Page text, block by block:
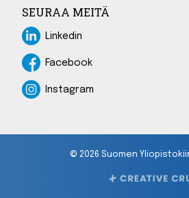
SEURAA MEITÄ
LinkedinLinkedin
Facebook
Facebook
Instagram
Instagram
© 2026 Suomen